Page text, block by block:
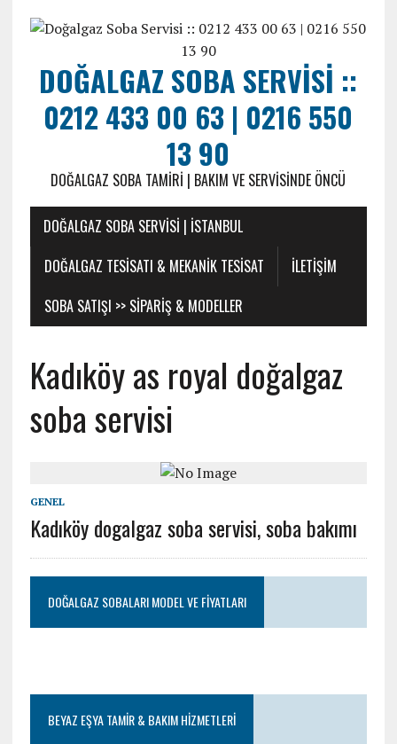
DOĞALGAZ SOBA SERVISI ::
0212 433 00 63 | 0216 550
13 90
DOĞALGAZ SOBA TAMIRI | BAKIM VE SERVISINDE ÖNCÜ
DOĞALGAZ SOBA SERVISI | İSTANBUL
DOĞALGAZ TESISATI & MEKANIK TESISAT
ILETIŞIM
SOBA SATIŞI >> SIPARIŞ & MODELLER
Kadıköy as royal doğalgaz
soba servisi
GENEL
Kadıköy dogalgaz soba servisi, soba bakımı
DOĞALGAZ SOBALARI MODEL VE FIYATLARI
BEYAZ EŞYA TAMIR & BAKIM HIZMETLERI